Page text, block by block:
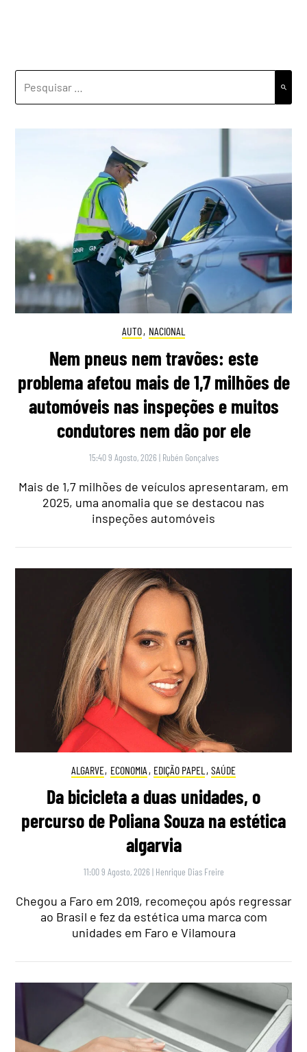
AUTO, NACIONAL
Nem pneus nem travões: este
problema afetou mais de 1,7 milhões de
automóveis nas inspeções e muitos
condutores nem dão por ele
15:40 9 Agosto, 2026 | Rubén Gonçalves
Mais de 1,7 milhões de veículos apresentaram, em
2025, uma anomalia que se destacou nas
inspeções automóveis
ALGARVE, ECONOMIA , EDIÇÃO PAPEL , SAÚDE
Da bicicleta a duas unidades, o
percurso de Poliana Souza na estética
algarvia
11:00 9 Agosto, 2026 | Henrique Dias Freire
Chegou a Faro em 2019, recomeçou após regressar
ao Brasil e fez da estética uma marca com
unidades em Faro e Vilamoura